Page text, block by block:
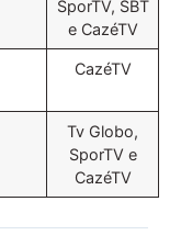
SporTV, SBT
e CazéTV
CazéTV
Tv Globo,
SporTV e
CazéTV